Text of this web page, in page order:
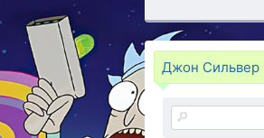
Джон Сильвер